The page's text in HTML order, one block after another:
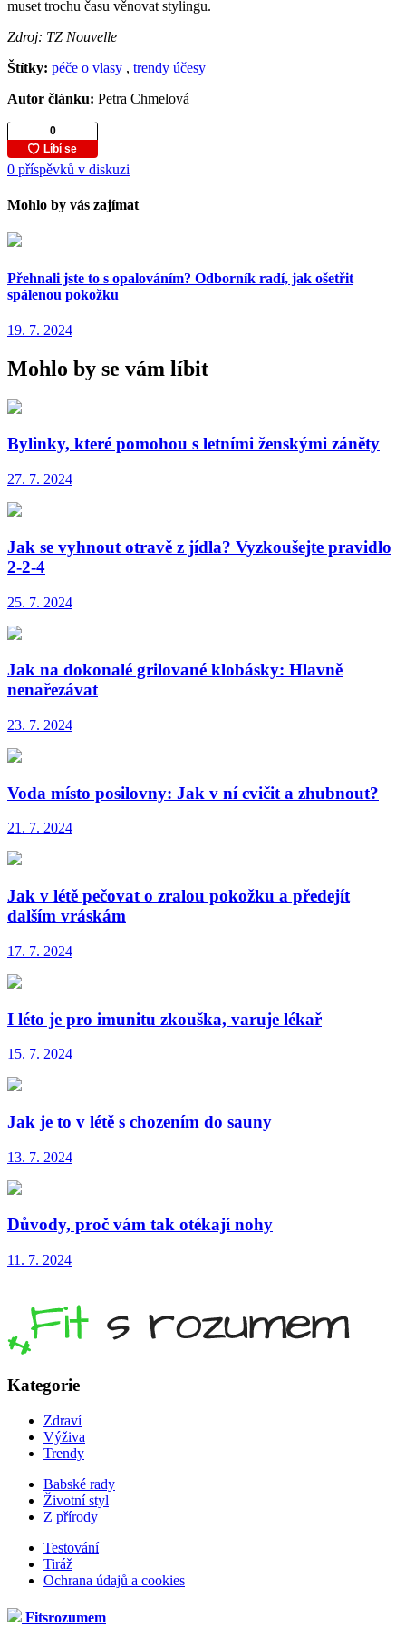
muset trochu času věnovat stylingu.
Zdroj: TZ Nouvelle
Štítky: péče o vlasy , trendy účesy
Autor článku: Petra Chmelová
0 příspěvků v diskuzi
Mohlo by vás zajímat
Přehnali jste to s opalováním? Odborník radí, jak ošetřit
spálenou pokožku
19. 7. 2024
Mohlo by se vám líbit
Bylinky, které pomohou s letními ženskými záněty
27. 7. 2024
Jak se vyhnout otravě z jídla? Vyzkoušejte pravidlo
2-2-4
25. 7. 2024
Jak na dokonalé grilované klobásky: Hlavně
nenařezávat
23. 7. 2024
Voda místo posilovny: Jak v ní cvičit a zhubnout?
21. 7. 2024
Jak v létě pečovat o zralou pokožku a předejít
dalším vráskám
17. 7. 2024
I léto je pro imunitu zkouška, varuje lékař
15. 7. 2024
Jak je to v létě s chozením do sauny
13. 7. 2024
Důvody, proč vám tak otékají nohy
11. 7. 2024
Kategorie
Zdraví
Výživa
Trendy
Babské rady
Životní styl
Z přírody
Testování
Tiráž
Ochrana údajů a cookies
Fitsrozumem